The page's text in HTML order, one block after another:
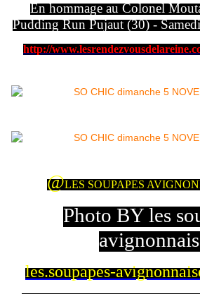
En hommage au Colonel
Pudding Run Pujaut (30) -
http://
@LES SOUPAPES
Photo BY les
les.soupapes-